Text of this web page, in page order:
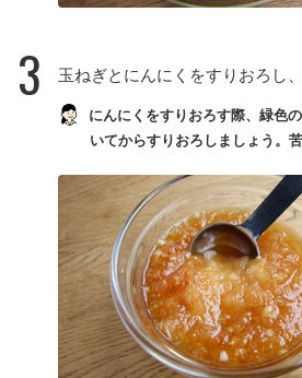
3 玉ねぎとにんにくをすりおろし
にんにくをすりおろす際、緑色
いてからすりおろしましょう。